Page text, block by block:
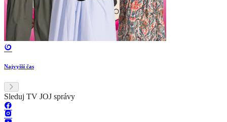
Najvyšší čas
Sleduj TV JOJ správy